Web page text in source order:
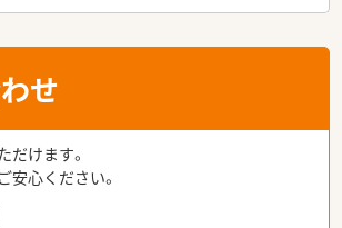
せ
けます。
安心ください。